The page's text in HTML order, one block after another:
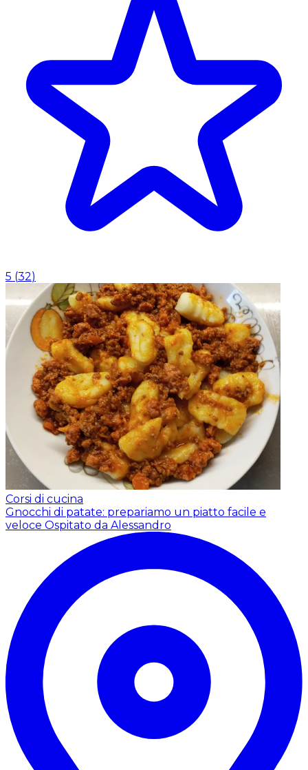
5 (32)
Corsi di cucina
Gnocchi di patate: prepariamo un piatto facile e
veloce Ospitato da Alessandro